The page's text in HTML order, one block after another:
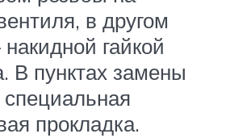
в другом
гайкой
В пунктах замены
прокладка.